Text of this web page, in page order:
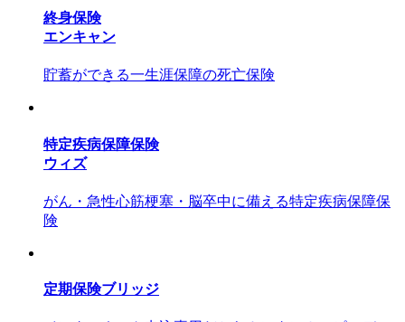
終身保険
エンキャン
貯蓄ができる一生涯保障の死亡保険
特定疾病保障保険
ウィズ
がん・急性心筋梗塞・脳卒中に備える特定疾病保障保
険
定期保険ブリッジ